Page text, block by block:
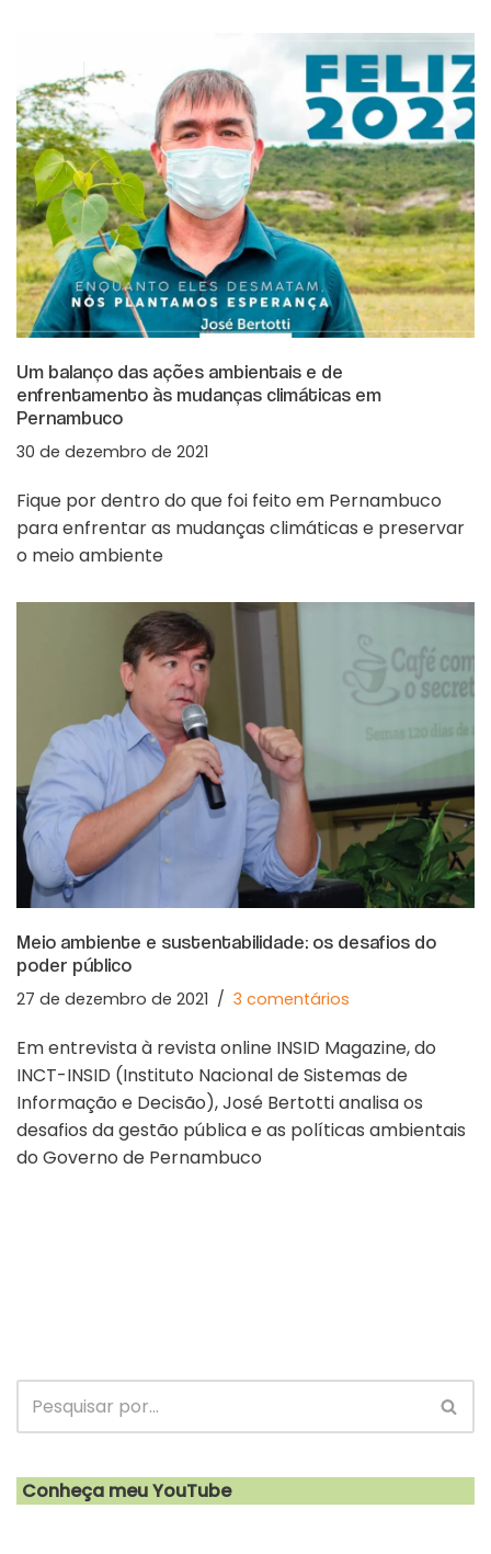
Um balanço das ações ambientais e de
enfrentamento às mudanças climáticas em
Pernambuco
30 de dezembro de 2021
Fique por dentro do que foi feito em Pernambuco
para enfrentar as mudanças climáticas e preservar
o meio ambiente
Meio ambiente e sustentabilidade: os desafios do
poder público
27 de dezembro de 2021 3 comentários
Em entrevista à revista online INSID Magazine, do
INCT-INSID (Instituto Nacional de Sistemas de
Informação e Decisão), José Bertotti analisa os
desafios da gestão pública e as políticas ambientais
do Governo de Pernambuco
Conheça meu YouTube